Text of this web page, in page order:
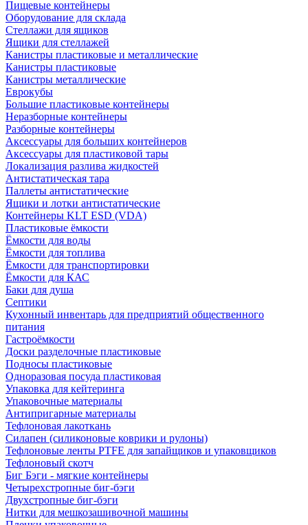
Пищевые контейнеры
Оборудование для склада
Стеллажи для ящиков
Ящики для стеллажей
Канистры пластиковые и металлические
Канистры пластиковые
Канистры металлические
Еврокубы
Большие пластиковые контейнеры
Неразборные контейнеры
Разборные контейнеры
Аксессуары для больших контейнеров
Аксессуары для пластиковой тары
Локализация разлива жидкостей
Антистатическая тара
Паллеты антистатические
Ящики и лотки антистатические
Контейнеры KLT ESD (VDA)
Пластиковые ёмкости
Ёмкости для воды
Ёмкости для топлива
Ёмкости для транспортировки
Ёмкости для КАС
Баки для душа
Септики
Кухонный инвентарь для предприятий общественного
питания
Гастроёмкости
Доски разделочные пластиковые
Подносы пластиковые
Одноразовая посуда пластиковая
Упаковка для кейтеринга
Упаковочные материалы
Антипригарные материалы
Тефлоновая лакоткань
Силапен (силиконовые коврики и рулоны)
Тефлоновые ленты PTFE для запайщиков и упаковщиков
Тефлоновый скотч
Биг Бэги - мягкие контейнеры
Четырехстропные биг-бэги
Двухстропные биг-бэги
Нитки для мешкозашивочной машины